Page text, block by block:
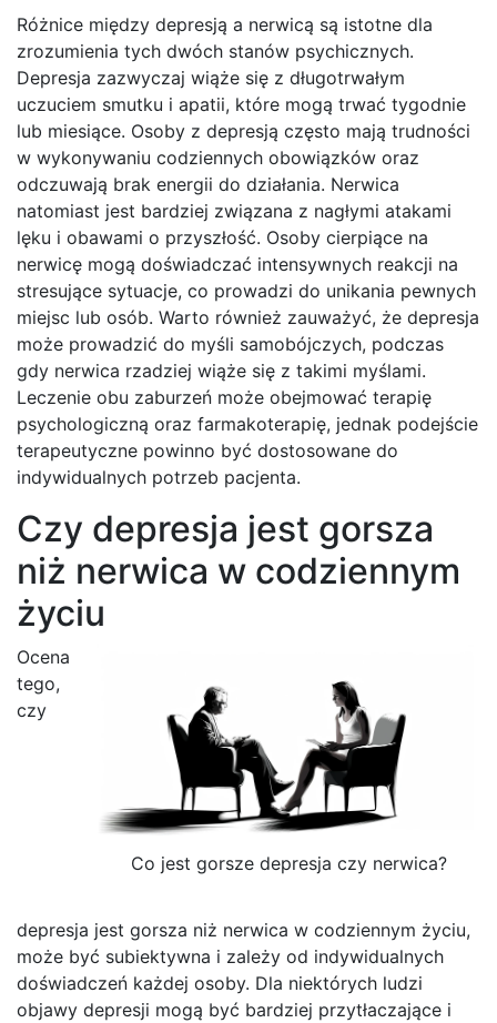
Różnice między depresją a nerwicą są istotne dla
zrozumienia tych dwóch stanów psychicznych.
Depresja zazwyczaj wiąże się z długotrwałym
uczuciem smutku i apatii, które mogą trwać tygodnie
lub miesiące. Osoby z depresją często mają trudności
w wykonywaniu codziennych obowiązków oraz
odczuwają brak energii do działania. Nerwica
natomiast jest bardziej związana z nagłymi atakami
lęku i obawami o przyszłość. Osoby cierpiące na
nerwicę mogą doświadczać intensywnych reakcji na
stresujące sytuacje, co prowadzi do unikania pewnych
miejsc lub osób. Warto również zauważyć, że depresja
może prowadzić do myśli samobójczych, podczas
gdy nerwica rzadziej wiąże się z takimi myślami.
Leczenie obu zaburzeń może obejmować terapię
psychologiczną oraz farmakoterapię, jednak podejście
terapeutyczne powinno być dostosowane do
indywidualnych potrzeb pacjenta.
Czy depresja jest gorsza
niż nerwica w codziennym
życiu
Co jest gorsze depresja czy nerwica?
Ocena
tego,
czy
depresja jest gorsza niż nerwica w codziennym życiu,
może być subiektywna i zależy od indywidualnych
doświadczeń każdej osoby. Dla niektórych ludzi
objawy depresji mogą być bardziej przytłaczające i